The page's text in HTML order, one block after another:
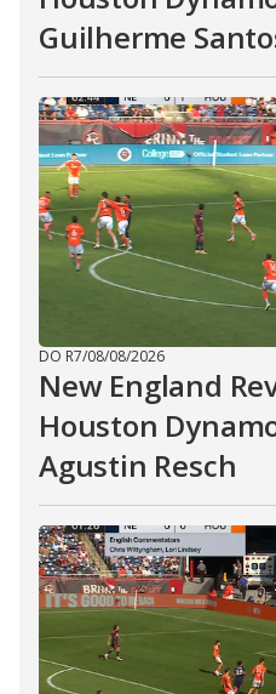
Guilherme
DO R7/08/08/2026
New England
Houston
Agustin Resch